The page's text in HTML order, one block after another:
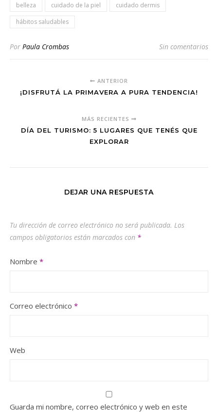
belleza cuidado de la piel
cuidado dermis
hábitos saludables
Por Paula Crombas Sin comentarios
ANTERIOR
¡DISFRUTÁ LA PRIMAVERA A PURA TENDENCIA!
MÁS RECIENTES
DÍA DEL TURISMO: 5 LUGARES QUE TENÉS QUE
EXPLORAR
DEJAR UNA RESPUESTA
Tu dirección de correo electrónico no será publicada. Los
campos obligatorios están marcados con *
Nombre *
Correo electrónico *
Web
Guarda mi nombre, correo electrónico y web en este